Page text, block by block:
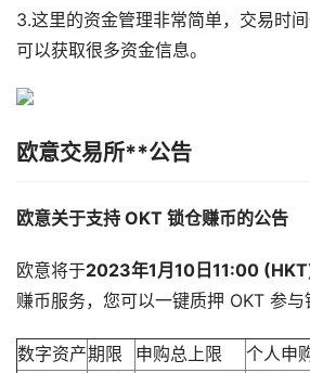
3.这里的资金管理非常简单，交易时
可以获取很多资金信息。
欧意交易所**公告
欧意关于支持 OKT 锁仓赚币的公告
欧意将于2023年1月10日11:00
赚币服务，您可以一键质押 OKT 参与
数字资产期限 申购总上限 个人申